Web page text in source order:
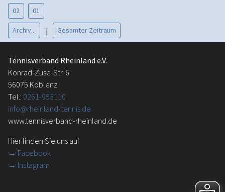
02 01
Archiv... | Gesamter Zeitraum
Tennisverband Rheinland e.V.
Konrad-Zuse-Str. 6
56075 Koblenz
Tel.: 0261-953110
info@rheinland-tennis.de
www.tennisverband-rheinland.de
Hier finden Sie uns auf
→ Facebook
→ Instagram